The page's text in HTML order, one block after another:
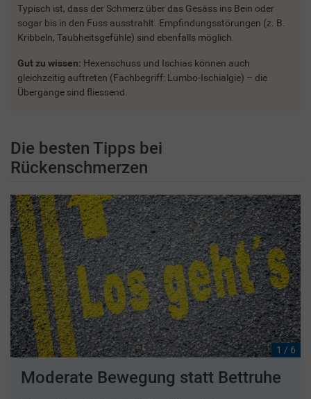
Typisch ist, dass der Schmerz über das Gesäss ins Bein oder
sogar bis in den Fuss ausstrahlt. Empfindungsstörungen (z. B.
Kribbeln, Taubheitsgefühle) sind ebenfalls möglich.
Gut zu wissen: Hexenschuss und Ischias können auch
gleichzeitig auftreten (Fachbegriff: Lumbo-Ischialgie) – die
Übergänge sind fliessend.
Die besten Tipps bei
Rückenschmerzen
1 / 6
Moderate Bewegung statt Bettruhe